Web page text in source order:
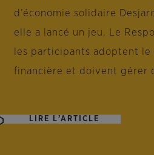
d’économie solidaire
elle a lancé un jeu, Le
les participants adoptent
financière et doivent gérer
LIRE L’ARTICLE